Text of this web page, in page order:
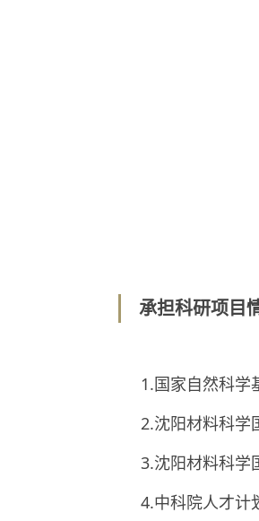
承担科研项目
1.国家自然科学
2.沈阳材料科学
3.沈阳材料科学
4.中科院人才计